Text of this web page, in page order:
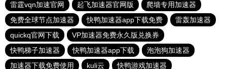
雷霆vqn加速官网
起飞加速器官网版
爬墙专用加速器
免费全球节点加速器
快鸭加速器app下载免费
雷轰加速器
quickq官网下载
VP加速器免费永久版兑换券
快鸭梯子加速器
快鸭加速器app下载
泡泡狗加速器
加速器下载免费使用
kuli云 快鸭游戏加速器